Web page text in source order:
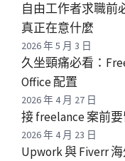
自由工作者求職前
真正在意什麼
2026 年 5 月 3 日
久坐頸痛必看：
Office 配置
2026 年 4 月 27 日
接 freelance 案前
2026 年 4 月 23 日
Upwork 與 Fiverr